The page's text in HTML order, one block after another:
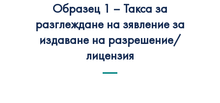
Образец 1 – Такса за
разглеждане на зявление за
издаване на разрешение/
лицензия